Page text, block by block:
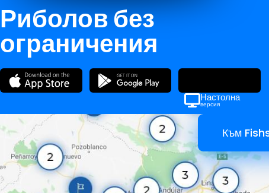
Риболов без
ограничения
Настолна
версия
Към